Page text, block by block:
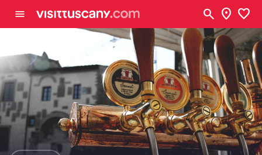
menu search location_on favorite